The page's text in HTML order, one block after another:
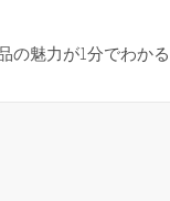
の魅力が1分でわかる